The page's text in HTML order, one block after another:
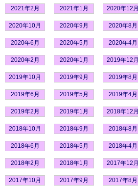
2021年2月 2021年1月 2020年12月
2020年10月 2020年9月 2020年8月
2020年6月 2020年5月 2020年4月
2020年2月 2020年1月 2019年12月
2019年10月 2019年9月 2019年8月
2019年6月 2019年5月 2019年4月
2019年2月 2019年1月 2018年12月
2018年10月 2018年9月 2018年8月
2018年6月 2018年5月 2018年4月
2018年2月 2018年1月 2017年12月
2017年10月 2017年9月 2017年8月